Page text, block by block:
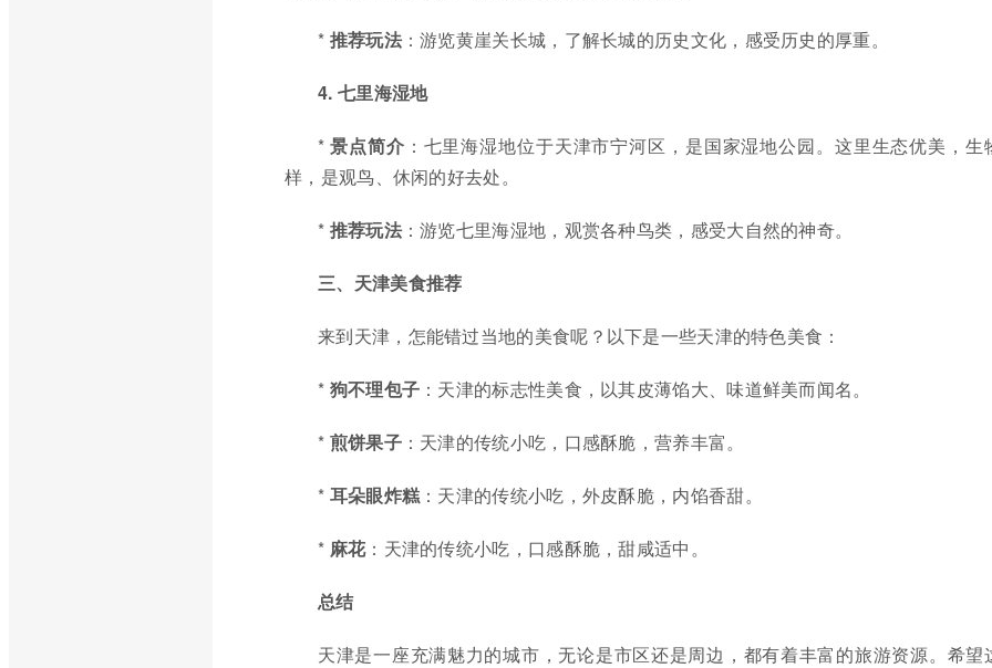
* 推荐玩法：游览黄崖关长城，了解长城的历史文化，感受历史的厚重。
4. 七里海湿地
*景点简介 ：七里海湿地位于天津市宁河区，是国家湿地公园。这里生态优美，生
样，是观鸟、休闲的好去处。
* 推荐玩法：游览七里海湿地，观赏各种鸟类，感受大自然的神奇。
三、天津美食推荐
来到天津，怎能错过当地的美食呢？以下是一些天津的特色美食：
* 狗不理包子 ：天津的标志性美食，以其皮薄馅大、味道鲜美而闻名。
* 煎饼果子：天津的传统小吃，口感酥脆，营养丰富。
* 耳朵眼炸糕 ：天津的传统小吃，外皮酥脆，内馅香甜。
* 麻花：天津的传统小吃，口感酥脆，甜咸适中。
总结
天津是一座充满魅力的城市，无论是市区还是周边，都有着丰富的旅游资源。希望